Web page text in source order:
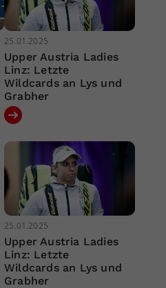
25.01.2025
Upper Austria Ladies
Linz: Letzte
Wildcards an Lys und
Grabher
25.01.2025
Upper Austria Ladies
Linz: Letzte
Wildcards an Lys und
Grabher